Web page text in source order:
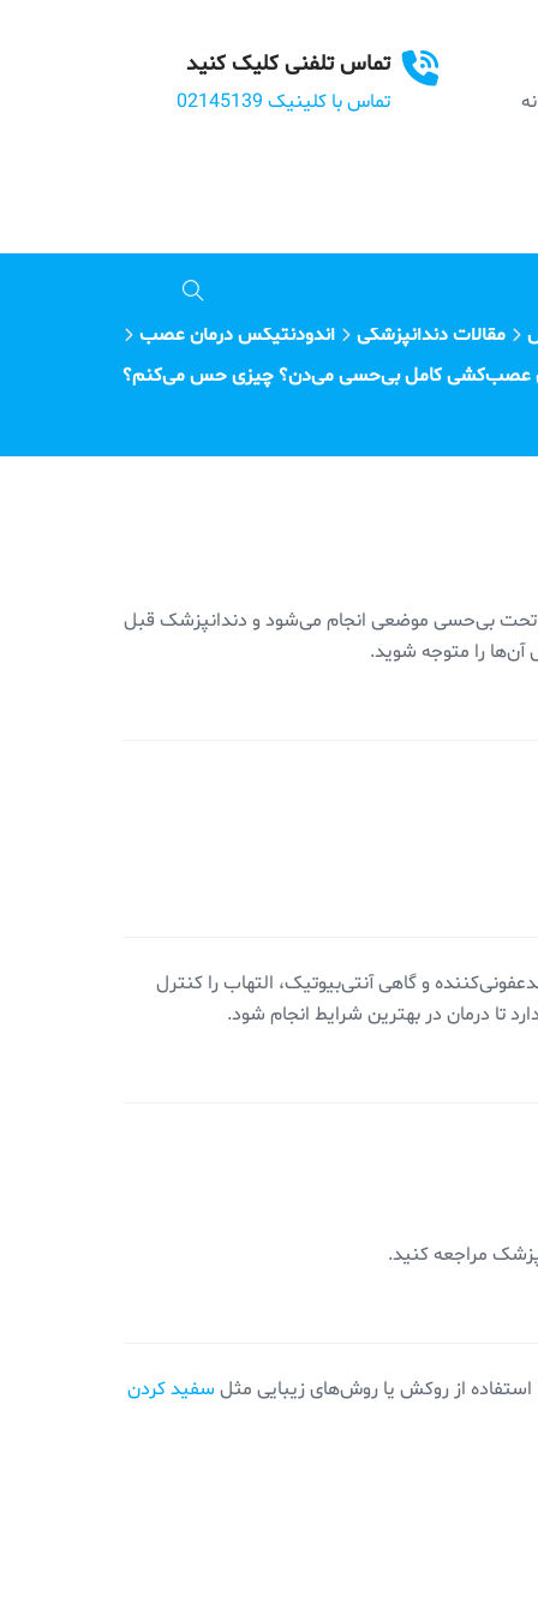
تماس تلفنی کلیک کنید
تماس با کلینیک 02145139
مقالات دندانپزشکی
اندودنتیکس درمان عصب
عصب‌کشی کامل بی‌حسی می‌دن؟ چیزی حس می‌کنم؟
بی‌حسی موضعی انجام می‌شود و دندانپزشک قبل
آن‌ها را متوجه شوید.
و گاهی آنتی‌بیوتیک، التهاب را کنترل
تا درمان در بهترین شرایط انجام شود.
مراجعه کنید.
از روکش یا روش‌های زیبایی مثل سفید کردن